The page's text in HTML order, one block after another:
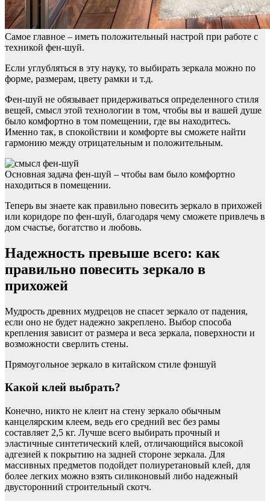
Самое главное – иметь положительный настрой при работе с
техникой фен-шуй.
Если углубляться в эту науку, то выбирать зеркала можно по
форме, размерам, цвету рамки и т.д.
Фен-шуй не обязывает придерживаться определенного стиля
вещей, смысл этой технологии в том, чтобы вы и вашей душе
было комфортно в том помещении, где вы находитесь.
Именно так, в спокойствии и комфорте вы сможете найти
гармонию между отрицательным и положительным.
Основная задача фен-шуй – чтобы вам было комфортно
находиться в помещении.
Теперь вы знаете как правильно повесить зеркало в прихожей
или коридоре по фен-шуй, благодаря чему сможете привлечь в
дом счастье, богатство и любовь.
Надежность превыше всего: как
правильно повесить зеркало в
прихожей
Мудрость древних мудрецов не спасет зеркало от падения,
если оно не будет надежно закреплено. Выбор способа
крепления зависит от размера и веса зеркала, поверхности и
возможности сверлить стены.
Прямоугольное зеркало в китайском стиле фэншуй
Какой клей выбрать?
Конечно, никто не клеит на стену зеркало обычным
канцелярским клеем, ведь его средний вес без рамы
составляет 2,5 кг. Лучше всего выбирать прочный и
эластичные синтетический клей, отличающийся высокой
адгезией к покрытию на задней стороне зеркала. Для
массивных предметов подойдет полиуретановый клей, для
более легких можно взять силиконовый либо надежный
двусторонний строительный скотч.